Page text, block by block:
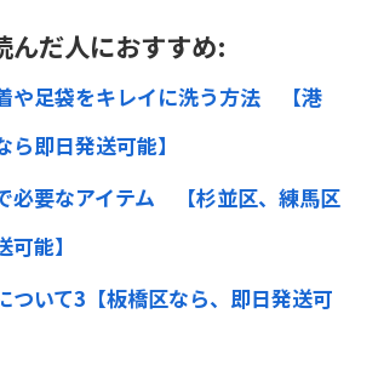
んだ人におすすめ:
や足袋をキレイに洗う方法 【港
ら即日発送可能】
必要なアイテム 【杉並区、練馬区
能】
ついて3【板橋区なら、即日発送可